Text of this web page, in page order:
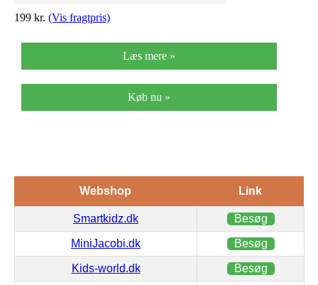
199 kr. (Vis fragtpris)
Læs mere »
Køb nu »
Webshop Link
Smartkidz.dk Besøg
MiniJacobi.dk Besøg
Kids-world.dk Besøg